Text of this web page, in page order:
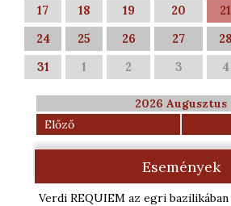
17
18 19 20 21
24
25 26 27 28
31
1 2 3 4
2026 Augusztus
Előző
Események
Verdi REQUIEM az egri bazilikában